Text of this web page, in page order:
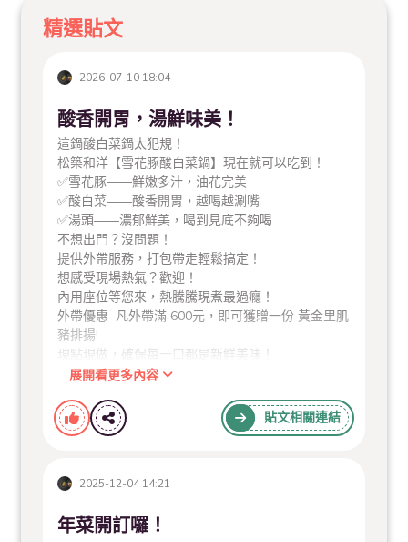
精選貼文
2026-07-10 18:04
酸香開胃，湯鮮味美！
這鍋酸白菜鍋太犯規！
松築和洋【雪花豚酸白菜鍋】現在就可以吃到！
✅雪花豚——鮮嫩多汁，油花完美
✅酸白菜——酸香開胃，越喝越涮嘴
✅湯頭——濃郁鮮美，喝到見底不夠喝
不想出門？沒問題！
提供外帶服務，打包帶走輕鬆搞定！
想感受現場熱氣？歡迎！
內用座位等您來，熱騰騰現煮最過癮！
外帶優惠 凡外帶滿 600元，即可獲贈一份 黃金里肌
豬排揚!
現點現做，確保每一口都是新鮮美味！
為了避免等待，建議您提前電話預訂哦！
嘉義市中興路221號
#嘉義午餐 #嘉義美食 #嘉義晚餐 #合菜 #單點 #包廂
展開看更多內容
貼文相關連結
2025-12-04 14:21
年菜開訂囉！